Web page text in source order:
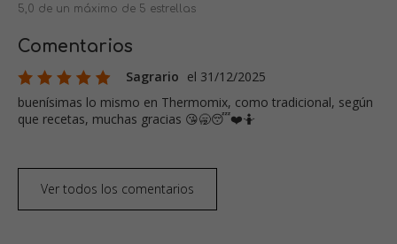
5,0 de un máximo de 5 estrellas
Comentarios
Sagrario el 31/12/2025
buenísimas lo mismo en Thermomix, como tradicional, según
que recetas, muchas gracias 😘🥱😴❤️🤷
Ver todos los comentarios